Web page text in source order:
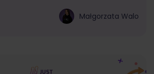
Małgorzata Walo